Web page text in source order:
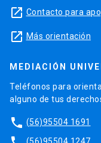
launch Contacto para
launch Más orientación
MEDIACIÓN
Teléfonos para
alguno de tus
phone (56)95504 1691